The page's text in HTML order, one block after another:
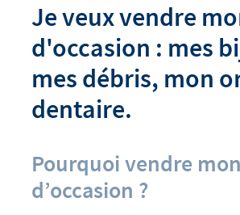
Je veux vendre
d'occasion : mes
mes débris, mon
dentaire.
Pourquoi vendre
d’occasion ?